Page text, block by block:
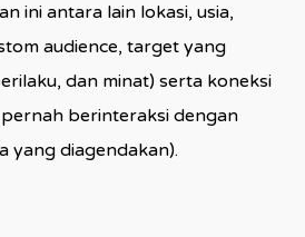
ini antara lain lokasi, usia,
audience, target yang
dan minat) serta koneksi
berinteraksi dengan
yang diagendakan).